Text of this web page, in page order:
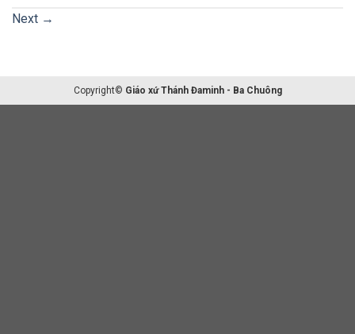
Next →
Copyright© Giáo xứ Thánh Đaminh - Ba Chuông